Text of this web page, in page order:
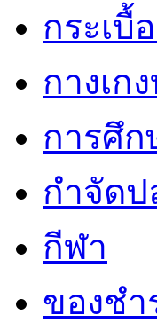
กระเบื้
กางเก
การศึก
กำจัดป
กีฬา
ของชำ